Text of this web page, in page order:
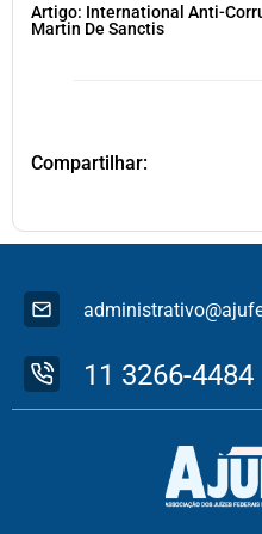
Artigo: International Anti-
Martin De Sanctis
Compartilhar:
11 3266-4484